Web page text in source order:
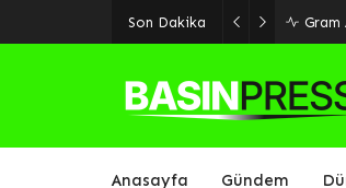
Son Dakika Gram
Anasayfa Gündem